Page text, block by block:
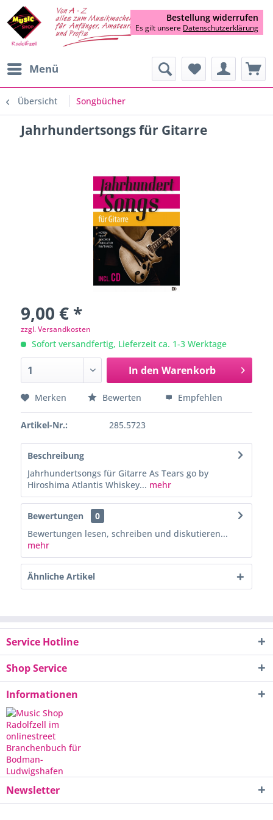
Menü
Übersicht Songbücher
Jahrhundertsongs für Gitarre
9,00 € *
zzgl. Versandkosten
Sofort versandfertig, Lieferzeit ca. 1-3 Werktage
In den Warenkorb
Merken Bewerten Empfehlen
Artikel-Nr.: 285.5723
Beschreibung
Jahrhundertsongs für Gitarre As Tears go by
Hiroshima Atlantis Whiskey... mehr
Bewertungen
0
Bewertungen lesen, schreiben und diskutieren...
mehr
Ähnliche Artikel
Service Hotline
Shop Service
Informationen
Newsletter
Bestellung widerrufen
Es gilt unsere Datenschutzerklärung